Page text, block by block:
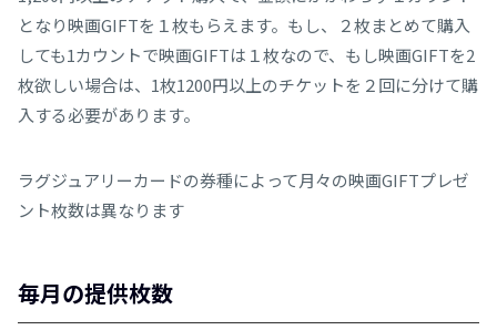
となり映画GIFTを１枚もらえます。もし、２枚まとめて購入
しても1カウントで映画GIFTは１枚なので、もし映画GIFTを2
枚欲しい場合は、1枚1200円以上のチケットを２回に分けて購
入する必要があります。
ラグジュアリーカードの券種によって月々の映画GIFTプレゼ
ント枚数は異なります
毎月の提供枚数